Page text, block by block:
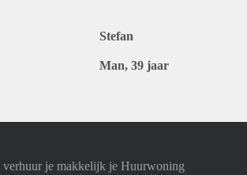
Stefan
Man, 39 jaar
je makkelijk je Huurwoning